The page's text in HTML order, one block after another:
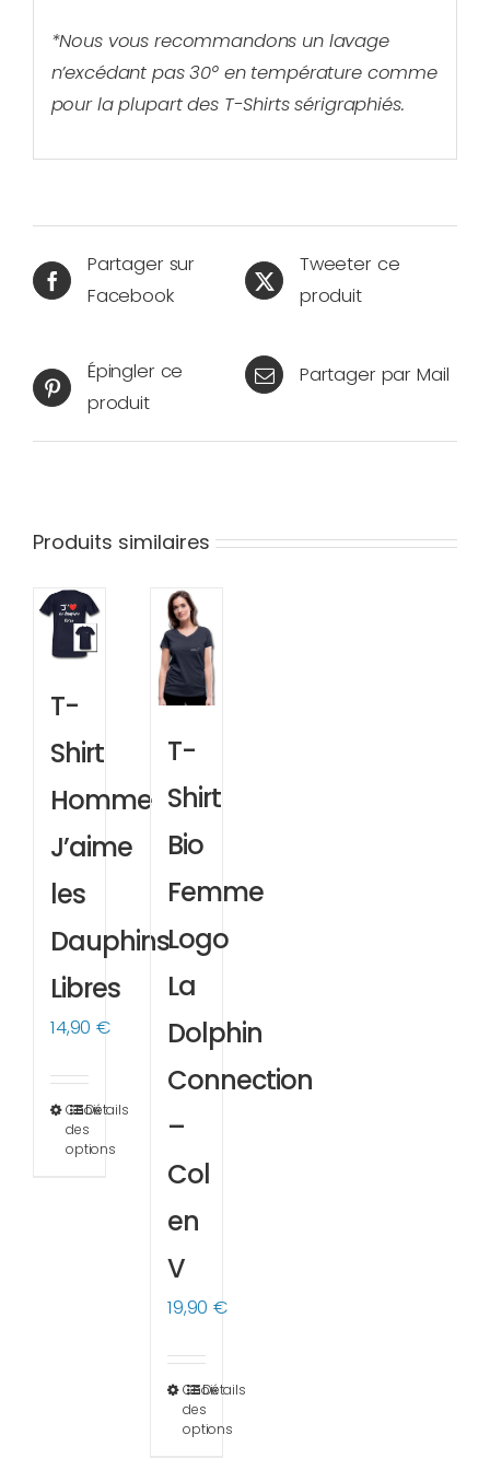
*Nous vous recommandons un lavage
n’excédant pas 30° en température comme
pour la plupart des T-Shirts sérigraphiés.
Partager sur
Facebook
Tweeter ce
produit
Épingler ce
produit
Partager par Mail
Produits similaires
T-
Shirt
Homme
J’aime
les
Dauphins
Libres
14,90€
Choix
des
options
Ce
produit
Détails
T-
Shirt
Bio
Femme
Logo
La
Dolphin
Connection
–
Col
en
V
19,90€
Choix
des
options
Ce
produit
Détails